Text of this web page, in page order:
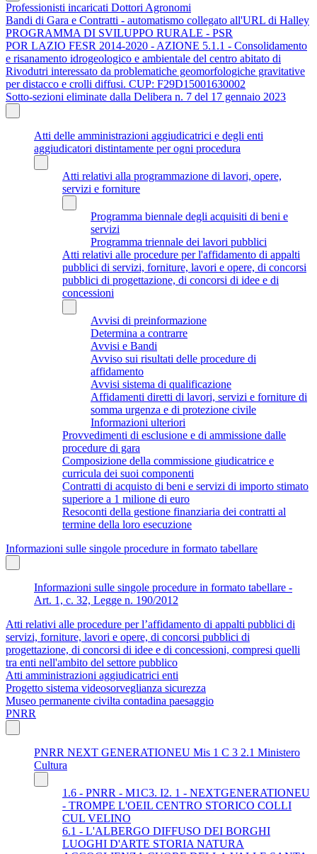
Professionisti incaricati Dottori Agronomi
Bandi di Gara e Contratti - automatismo collegato all'URL di Halley
PROGRAMMA DI SVILUPPO RURALE - PSR
POR LAZIO FESR 2014-2020 - AZIONE 5.1.1 - Consolidamento
e risanamento idrogeologico e ambientale del centro abitato di
Rivodutri interessato da problematiche geomorfologiche gravitative
per distacco e crolli diffusi. CUP: F29D15001630002
Sotto-sezioni eliminate dalla Delibera n. 7 del 17 gennaio 2023
Atti delle amministrazioni aggiudicatrici e degli enti
aggiudicatori distintamente per ogni procedura
Atti relativi alla programmazione di lavori, opere,
servizi e forniture
Programma biennale degli acquisiti di beni e
servizi
Programma triennale dei lavori pubblici
Atti relativi alle procedure per l'affidamento di appalti
pubblici di servizi, forniture, lavori e opere, di concorsi
pubblici di progettazione, di concorsi di idee e di
concessioni
Avvisi di preinformazione
Determina a contrarre
Avvisi e Bandi
Avviso sui risultati delle procedure di
affidamento
Avvisi sistema di qualificazione
Affidamenti diretti di lavori, servizi e forniture di
somma urgenza e di protezione civile
Informazioni ulteriori
Provvedimenti di esclusione e di ammissione dalle
procedure di gara
Composizione della commissione giudicatrice e
curricula dei suoi componenti
Contratti di acquisto di beni e servizi di importo stimato
superiore a 1 milione di euro
Resoconti della gestione finanziaria dei contratti al
termine della loro esecuzione
Informazioni sulle singole procedure in formato tabellare
Informazioni sulle singole procedure in formato tabellare -
Art. 1, c. 32, Legge n. 190/2012
Atti relativi alle procedure per l’affidamento di appalti pubblici di
servizi, forniture, lavori e opere, di concorsi pubblici di
progettazione, di concorsi di idee e di concessioni, compresi quelli
tra enti nell'ambito del settore pubblico
Atti amministrazioni aggiudicatrici enti
Progetto sistema videosorveglianza sicurezza
Museo permanente civilta contadina paesaggio
PNRR
PNRR NEXT GENERATIONEU Mis 1 C 3 2.1 Ministero
Cultura
1.6 - PNRR - M1C3. I2. 1 - NEXTGENERATIONEU
- TROMPE L'OEIL CENTRO STORICO COLLI
CUL VELINO
6.1 - L'ALBERGO DIFFUSO DEI BORGHI
LUOGHI D'ARTE STORIA NATURA